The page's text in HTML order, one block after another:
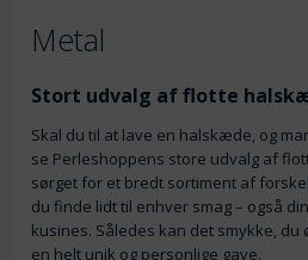
Metal
Stort udvalg af flotte
Skal du til at lave en halskæde, og
se Perleshoppens store udvalg af
sørget for et bredt sortiment af
du finde lidt til enhver smag – også
kusines. Således kan det smykke,
en helt unik og personlige gave.